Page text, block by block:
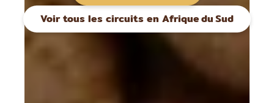
Voir tous les circuits en Afrique du Sud